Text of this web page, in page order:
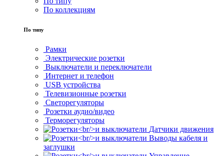
По коллекциям
По типу
Рамки
Электрические розетки
Выключатели и переключатели
Интернет и телефон
USB устройства
Телевизионные розетки
Светорегуляторы
Розетки аудио/видео
Терморегуляторы
Датчики движения
Выводы кабеля и
заглушки